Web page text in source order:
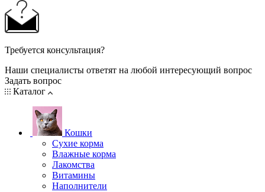
Требуется консультация?
Наши специалисты ответят на любой интересующий вопрос
Задать вопрос
Каталог
Кошки
Сухие корма
Влажные корма
Лакомства
Витамины
Наполнители